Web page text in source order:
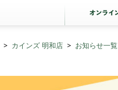
カインズ 明和店 お知らせ一覧